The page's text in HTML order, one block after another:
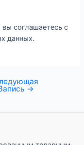
соглашаетесь с
данных.
→